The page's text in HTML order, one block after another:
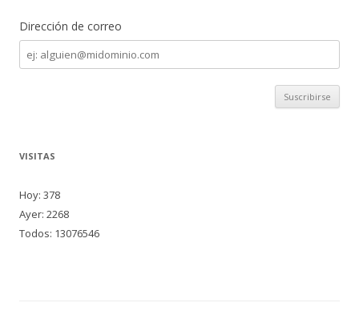
Dirección de correo
Dirección
de
correo
VISITAS
Hoy: 378
Ayer: 2268
Todos: 13076546